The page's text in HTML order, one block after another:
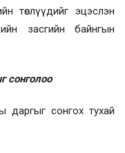
төслүүдийг эцэслэн
засгийн байнгын
сонголоо
даргыг сонгох тухай